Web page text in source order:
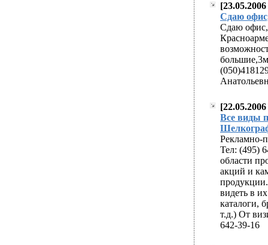
easy approval
Сдаю
generic cialis
Сдаю офис,
easy approval
Все виды
generic cialis
Рекламно-
Тел: (495)
области
акций и
видеть в
каталоги,
т.д.) От
642-39-16